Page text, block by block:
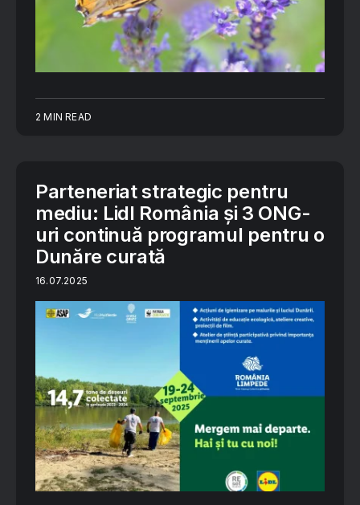
2 MIN READ
Parteneriat strategic pentru
mediu: Lidl România și 3 ONG-
uri continuă programul pentru o
Dunăre curată
16.07.2025